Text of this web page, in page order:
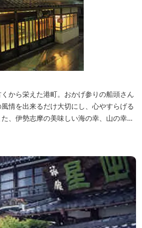
から栄えた港町。おかげ参りの船頭さん
情を出来るだけ大切にし、心やすらげる
、伊勢志摩の美味しい海の幸、山の幸を
。